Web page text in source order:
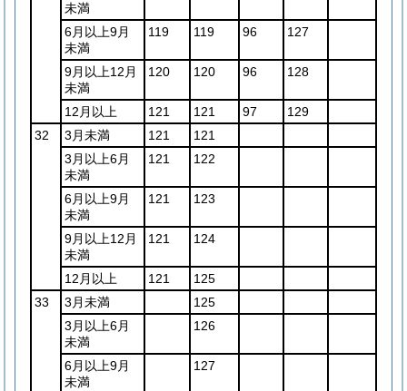
未満
6月以上9月
未満
119 119 96 127
9月以上12月
未満
120 120 96 128
12月以上 121 121 97
129
32
3月未満 121
121
3月以上6月
未満
121 122
6月以上9月
未満
121 123
9月以上12月
未満
121 124
12月以上 121
125
33
3月未満
125
3月以上6月
未満
126
6月以上9月
未満
127